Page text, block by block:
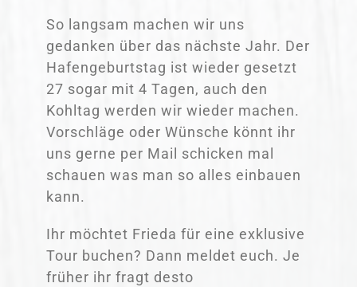
So langsam machen wir uns
gedanken über das nächste Jahr. Der
Hafengeburtstag ist wieder gesetzt
27 sogar mit 4 Tagen, auch den
Kohltag werden wir wieder machen.
Vorschläge oder Wünsche könnt ihr
uns gerne per Mail schicken mal
schauen was man so alles einbauen
kann.
Ihr möchtet Frieda für eine exklusive
Tour buchen? Dann meldet euch. Je
früher ihr fragt desto